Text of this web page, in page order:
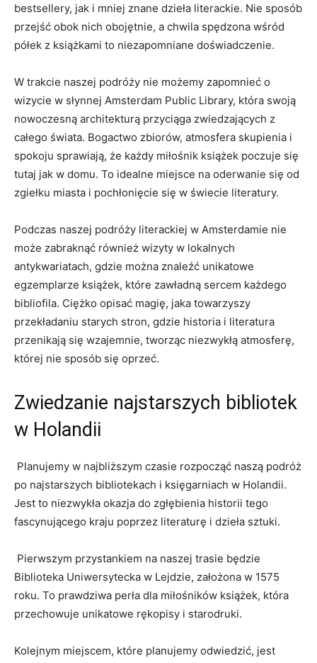
bestsellery, jak i mniej znane dzieła‌ literackie. Nie ⁣sposób
przejść obok nich obojętnie, a chwila spędzona wśród
półek z książkami to​ niezapomniane doświadczenie.
W trakcie naszej podróży nie możemy ⁣zapomnieć o ​
wizycie w‌ słynnej ⁤Amsterdam⁤ Public Library,⁤ która swoją
nowoczesną⁢ architekturą przyciąga zwiedzających z
całego świata. Bogactwo⁤ zbiorów, atmosfera skupienia ‍i
spokoju sprawiają,​ że każdy miłośnik książek poczuje się
tutaj jak w domu.⁤ To idealne miejsce na oderwanie ‍się od
zgiełku miasta i⁢ pochłonięcie się w świecie literatury.
Podczas naszej ​podróży literackiej w Amsterdamie nie
może zabraknąć również wizyty w lokalnych
antykwariatach, gdzie⁤ można znaleźć unikatowe
egzemplarze książek, które zawładną sercem⁢ każdego
bibliofila.‍ Ciężko opisać magię, jaka towarzyszy
przekładaniu starych⁢ stron, gdzie⁤ historia i ‌literatura
przenikają się wzajemnie, tworząc niezwykłą atmosferę,
której nie sposób się ​oprzeć.
Zwiedzanie najstarszych bibliotek
w Holandii
​ Planujemy w ‍najbliższym ⁣czasie rozpocząć naszą podróż
po najstarszych ⁢bibliotekach i ⁢księgarniach w Holandii.
Jest to niezwykła okazja ⁢do zgłębienia historii tego​
fascynującego‍ kraju poprzez literaturę i dzieła sztuki.
⁢ Pierwszym ​przystankiem na naszej trasie będzie
Biblioteka Uniwersytecka w Lejdzie, założona w 1575
⁣roku.⁤ To prawdziwa perła dla miłośników książek, która
przechowuje ‍unikatowe ​rękopisy i ⁣starodruki.
Kolejnym miejscem, które planujemy⁢ odwiedzić, jest